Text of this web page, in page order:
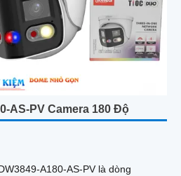
AS-PV Camera 180 Độ
A180-AS-PV là dòng